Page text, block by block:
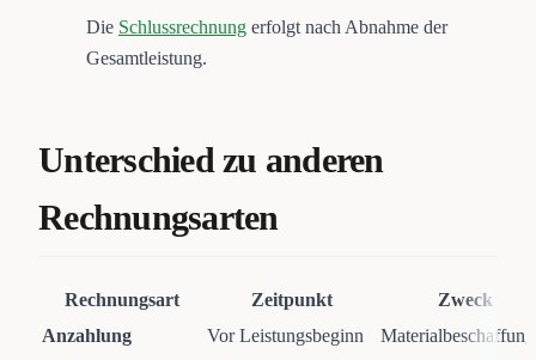
Die Schlussrechnung erfolgt nach Abnahme der
Gesamtleistung.
Unterschied zu anderen
Rechnungsarten
Rechnungsart Zeitpunkt
Zweck
Anzahlung
Vor Leistungsbeginn
Materialbeschaffung